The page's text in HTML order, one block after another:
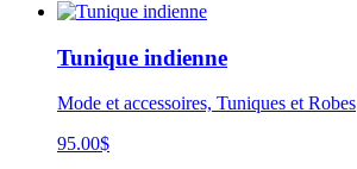
Tunique indienne
Mode et accessoires, Tuniques et Robes
95.00$